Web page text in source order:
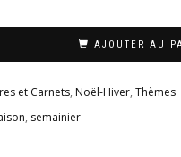
AJOUTER AU
et Carnets, Noël-Hiver, Thèmes
, semainier